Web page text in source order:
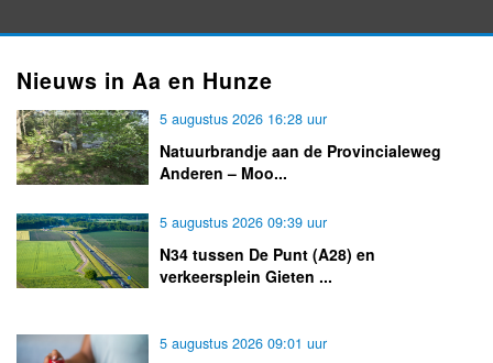
Nieuws in Aa en Hunze
5 augustus 2026 16:28 uur
Natuurbrandje aan de Provincialeweg
Anderen – Moo...
5 augustus 2026 09:39 uur
N34 tussen De Punt (A28) en
verkeersplein Gieten ...
5 augustus 2026 09:01 uur